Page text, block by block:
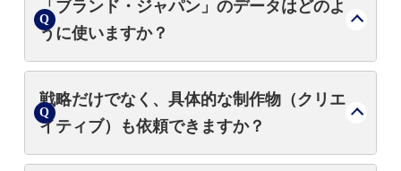
た支援が可能です。
「ブランド・ジャパン」のデータはどのよ
うに使いますか？
ブランドの健康診断として活用します。競合
他社との偏差値比較や経年変化を可視化し、
戦略立案の根拠やKPI（成果指標）として用
います。
戦略だけでなく、具体的な制作物（クリエ
イティブ）も依頼できますか？